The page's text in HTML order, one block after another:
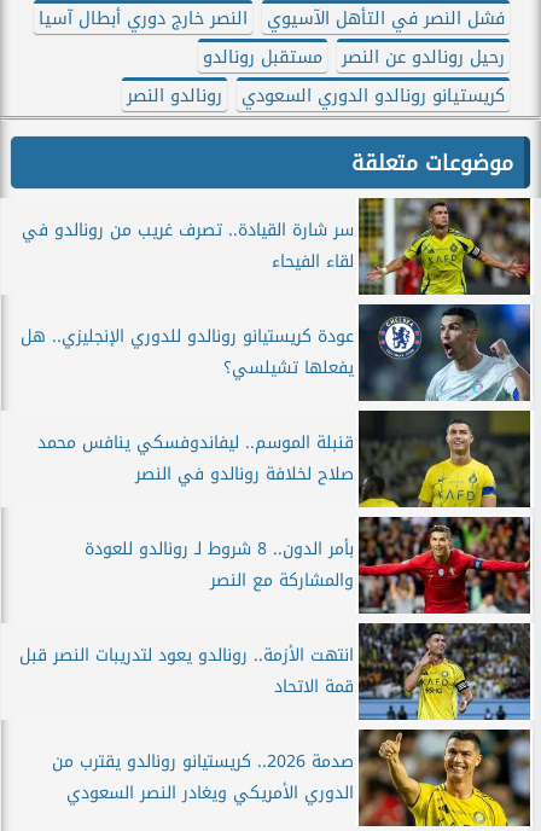
فشل النصر في التأهل الآسيوي
النصر خارج دوري أبطال آسيا
رحيل رونالدو عن النصر
مستقبل رونالدو
كريستيانو رونالدو الدوري السعودي
رونالدو النصر
موضوعات متعلقة
سر شارة القيادة.. تصرف غريب من رونالدو في
لقاء الفيحاء
عودة كريستيانو رونالدو للدوري الإنجليزي.. هل
يفعلها تشيلسي؟
قنبلة الموسم.. ليفاندوفسكي ينافس محمد
صلاح لخلافة رونالدو في النصر
بأمر الدون.. 8 شروط لـ رونالدو للعودة
والمشاركة مع النصر
انتهت الأزمة.. رونالدو يعود لتدريبات النصر قبل
قمة الاتحاد
صدمة 2026.. كريستيانو رونالدو يقترب من
الدوري الأمريكي ويغادر النصر السعودي